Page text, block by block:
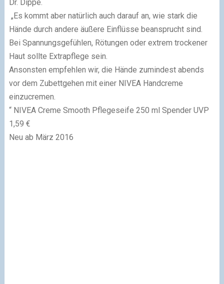
Dr. Dippe.
„Es kommt aber natürlich auch darauf an, wie stark die
Hände durch andere äußere Einflüsse beansprucht sind.
Bei Spannungsgefühlen, Rötungen oder extrem trockener
Haut sollte Extrapflege sein.
Ansonsten empfehlen wir, die Hände zumindest abends
vor dem Zubettgehen mit einer NIVEA Handcreme
einzucremen.
“ NIVEA Creme Smooth Pflegeseife 250 ml Spender UVP
1,59 €
Neu ab März 2016